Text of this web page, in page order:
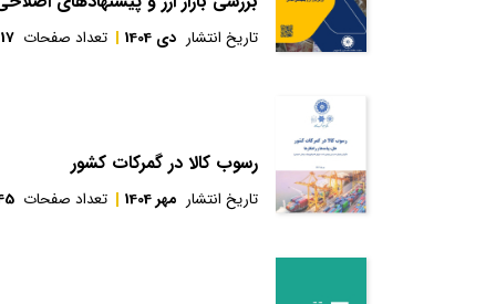
تاریخ انتشار دی 1404 تعداد صفحات 17
رسوب کالا در گمرکات کشور
تاریخ انتشار مهر 1404 تعداد صفحات